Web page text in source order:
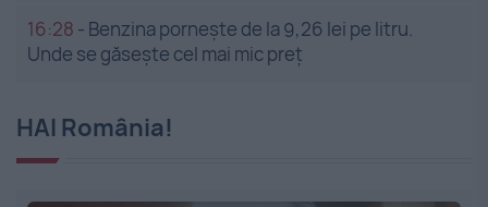
16:28 - Benzina pornește de la 9,26 lei pe litru.
Unde se găsește cel mai mic preț
HAI România!